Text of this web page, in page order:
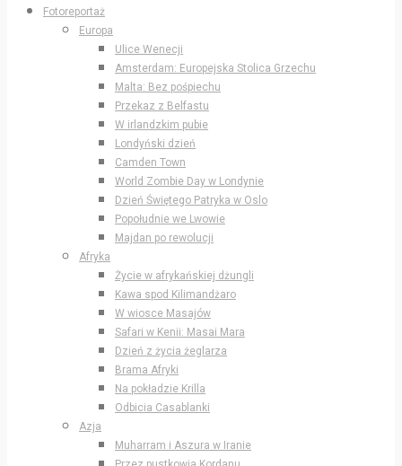
Fotoreportaż
Europa
Ulice Wenecji
Amsterdam: Europejska Stolica Grzechu
Malta: Bez pośpiechu
Przekaz z Belfastu
W irlandzkim pubie
Londyński dzień
Camden Town
World Zombie Day w Londynie
Dzień Świętego Patryka w Oslo
Popołudnie we Lwowie
Majdan po rewolucji
Afryka
Życie w afrykańskiej dżungli
Kawa spod Kilimandżaro
W wiosce Masajów
Safari w Kenii: Masai Mara
Dzień z życia żeglarza
Brama Afryki
Na pokładzie Krilla
Odbicia Casablanki
Azja
Muharram i Aszura w Iranie